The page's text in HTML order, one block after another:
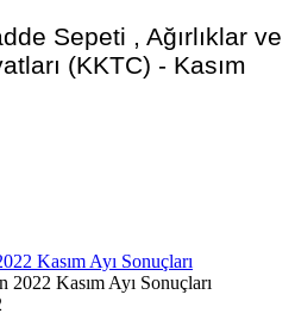
Sepeti , Ağırlıklar ve
(KKTC) - Kasım
Kasım Ayı Sonuçları